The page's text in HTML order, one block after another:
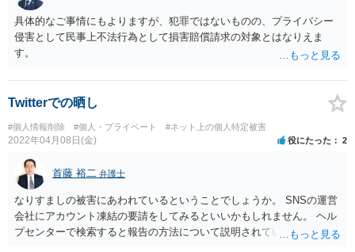
具体的なご事情にもよりますが、犯罪ではないものの、プライバシー
侵害として民事上不法行為として損害賠償請求の対象とはなりえま
す。
Twitterでの晒し
#個人情報削除 #個人・プライベート #ネット上の個人特定被害
2022年04月08日(金) 役にたった 2
首藤 裕二 弁護士
なりすましの被害にあわれているということでしょうか。 SNSの運営
会社にアカウント凍結の要請をしてみるといいかもしれません。 ヘル
プセンターで検索すると報告の方法について説明されています。 ただ